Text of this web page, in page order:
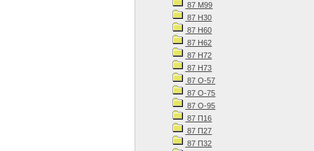
87 М99
87 Н30
87 Н60
87 Н62
87 Н72
87 Н73
87 О-57
87 О-75
87 О-95
87 П16
87 П27
87 П32